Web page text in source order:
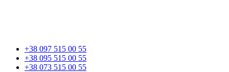
+38 097 515 00 55
+38 095 515 00 55
+38 073 515 00 55